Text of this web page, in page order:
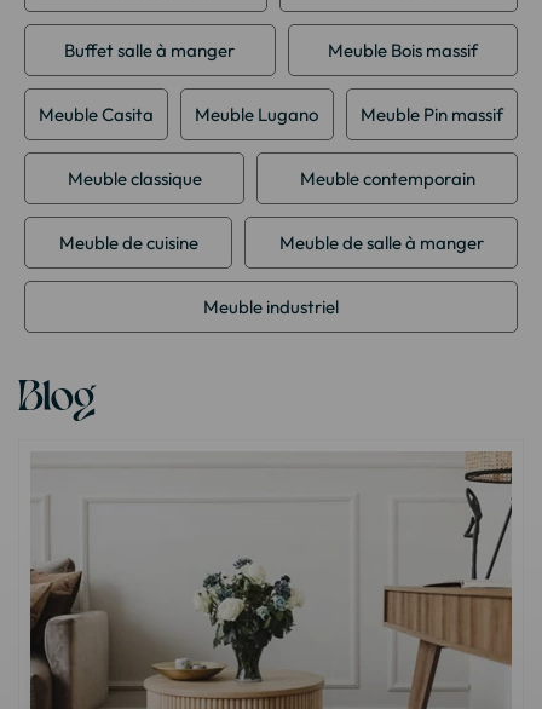
Buffet salle à manger Meuble Bois massif
Meuble Casita Meuble Lugano Meuble Pin massif
Meuble classique Meuble contemporain
Meuble de cuisine Meuble de salle à manger
Meuble industriel
Blog